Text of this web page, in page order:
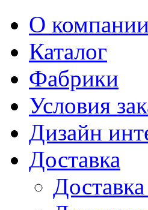
О компании
Каталог
Фабрики
Условия
Дизайн
Доставка